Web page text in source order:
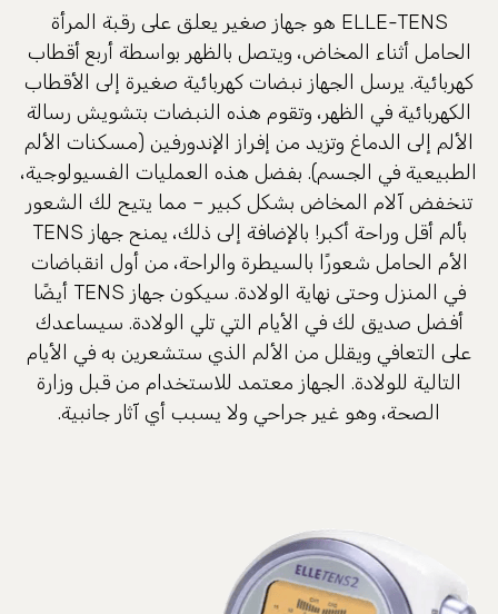
ELLE-TENS هو جهاز صغير يعلق على رقبة المرأة
الحامل أثناء المخاض، ويتصل بالظهر بواسطة أربع أقطاب
كهربائية. يرسل الجهاز نبضات كهربائية صغيرة إلى الأقطاب
الكهربائية في الظهر، وتقوم هذه النبضات بتشويش رسالة
الألم إلى الدماغ وتزيد من إفراز الإندورفين (مسكنات الألم
الطبيعية في الجسم). بفضل هذه العمليات الفسيولوجية،
تنخفض آلام المخاض بشكل كبير – مما يتيح لك الشعور
بألم أقل وراحة أكبر! بالإضافة إلى ذلك، يمنح جهاز TENS
الأم الحامل شعورًا بالسيطرة والراحة، من أول انقباضات
في المنزل وحتى نهاية الولادة. سيكون جهاز TENS أيضًا
أفضل صديق لك في الأيام التي تلي الولادة. سيساعدك
على التعافي ويقلل من الألم الذي ستشعرين به في الأيام
التالية للولادة. الجهاز معتمد للاستخدام من قبل وزارة
الصحة، وهو غير جراحي ولا يسبب أي آثار جانبية.